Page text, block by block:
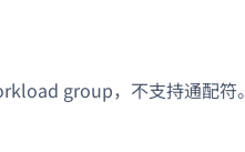
group，不支持通配符。